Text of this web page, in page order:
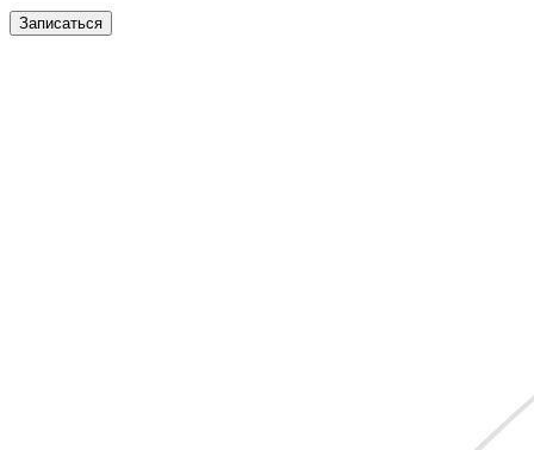
Записаться